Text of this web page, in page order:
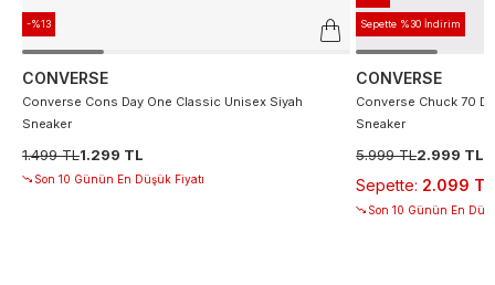
-%13
CONVERSE
Converse Cons Day One Classic Unisex Siyah
Sneaker
1.499 TL1.299 TL
Son 10 Günün En Düşük Fiyatı
Sepette %30 İndirim
CONVERSE
Converse Chuck 70
Sneaker
5.999 TL2.999 TL
Sepette: 2.099 TL
Son 10 Günün En